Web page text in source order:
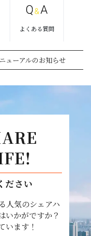
よくある質問
ューアルのお知らせ
ださい
人気のシェアハ
いかがですか？
います！